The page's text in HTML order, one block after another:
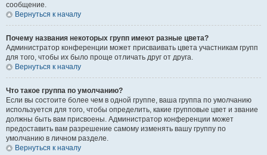
сообщение.
Вернуться к началу
Почему названия некоторых групп имеют разные цвета?
Администратор конференции может присваивать цвета участникам групп
для того, чтобы их было проще отличать друг от друга.
Вернуться к началу
Что такое группа по умолчанию?
Если вы состоите более чем в одной группе, ваша группа по умолчанию
используется для того, чтобы определить, какие групповые цвет и звание
должны быть вам присвоены. Администратор конференции может
предоставить вам разрешение самому изменять вашу группу по
умолчанию в личном разделе.
Вернуться к началу